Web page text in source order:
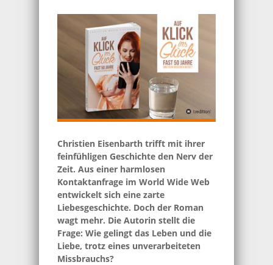
Christien Eisenbarth trifft mit ihrer
feinfühligen Geschichte den Nerv der
Zeit. Aus einer harmlosen
Kontaktanfrage im World Wide Web
entwickelt sich eine zarte
Liebesgeschichte. Doch der Roman
wagt mehr. Die Autorin stellt die
Frage: Wie gelingt das Leben und die
Liebe, trotz eines unverarbeiteten
Missbrauchs?